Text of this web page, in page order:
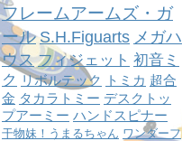
フレームアームズ・ガ
ール S.H.Figuarts メガハ
ウス フィジェット 初音ミ
ク リボルテック トミカ 超合
金 タカラトミー デスクトッ
プアーミー ハンドスピナー
干物妹！うまるちゃん ワンダーフ